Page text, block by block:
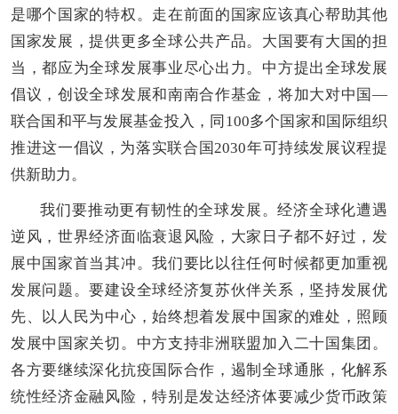
是哪个国家的特权。走在前面的国家应该真心帮助其他
国家发展，提供更多全球公共产品。大国要有大国的担
当，都应为全球发展事业尽心出力。中方提出全球发展
倡议，创设全球发展和南南合作基金，将加大对中国—
联合国和平与发展基金投入，同100多个国家和国际组织
推进这一倡议，为落实联合国2030年可持续发展议程提
供新助力。
我们要推动更有韧性的全球发展。经济全球化遭遇
逆风，世界经济面临衰退风险，大家日子都不好过，发
展中国家首当其冲。我们要比以往任何时候都更加重视
发展问题。要建设全球经济复苏伙伴关系，坚持发展优
先、以人民为中心，始终想着发展中国家的难处，照顾
发展中国家关切。中方支持非洲联盟加入二十国集团。
各方要继续深化抗疫国际合作，遏制全球通胀，化解系
统性经济金融风险，特别是发达经济体要减少货币政策